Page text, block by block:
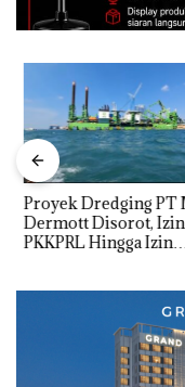
Proyek Dredging PT
Dermott Disorot, Izin
PKKPRL Hingga Izin